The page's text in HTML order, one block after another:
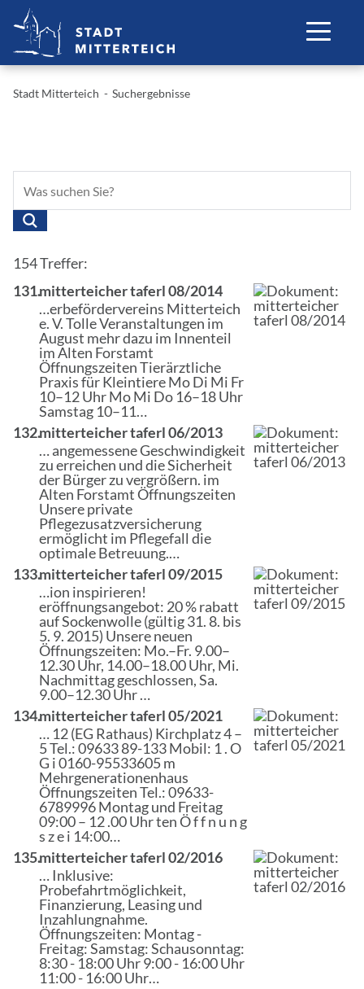
Stadt Mitterteich Suchergebnisse
154 Treffer:
131.mitterteicher taferl 08/2014
…erbefördervereins Mitterteich
e. V. Tolle Veranstaltungen im
August mehr dazu im Innenteil
im Alten Forstamt
ÖffnungszeitenTierärztliche
Praxis für Kleintiere Mo Di Mi Fr
10–12 Uhr Mo Mi Do 16–18 Uhr
Samstag 10–11…
132.mitterteicher taferl 06/2013
… angemessene Geschwindigkeit
zu erreichen und die Sicherheit
der Bürger zu vergrößern. im
Alten ForstamtÖffnungszeiten
Unsere private
Pflegezusatzversicherung
ermöglicht im Pflegefall die
optimale Betreuung.…
133.mitterteicher taferl 09/2015
…ion inspirieren!
eröffnungsangebot: 20 % rabatt
auf Sockenwolle (gültig 31. 8. bis
5. 9. 2015) Unsere neuen
Öffnungszeiten: Mo.–Fr. 9.00–
12.30 Uhr, 14.00–18.00 Uhr, Mi.
Nachmittag geschlossen, Sa.
9.00–12.30 Uhr …
134.mitterteicher taferl 05/2021
… 12 (EG Rathaus) Kirchplatz 4 –
5 Tel.: 09633 89-133 Mobil: 1 . O
G i 0160-95533605 m
Mehrgenerationenhaus
ÖffnungszeitenTel.: 09633-
6789996 Montag und Freitag
09:00 – 12 .00 Uhr ten Ö f f n u n g
s z e i 14:00…
135.mitterteicher taferl 02/2016
… Inklusive:
Probefahrtmöglichkeit,
Finanzierung, Leasing und
Inzahlungnahme.
Öffnungszeiten: Montag -
Freitag: Samstag: Schausonntag:
8:30 - 18:00 Uhr 9:00 - 16:00 Uhr
11:00 - 16:00 Uhr…